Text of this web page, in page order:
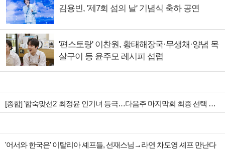
김용빈, '제7회 섬의 날' 기념식 축하 공연
'편스토랑' 이찬원, 황태해장국·무생채·양념 목
살구이 등 윤주모 레시피 섭렵
[종합] '합숙맞선2' 최정윤 인기녀 등극…다음주 마지막회 최종 선택 예고
'어서와 한국은' 이탈리아 셰프들, 선재스님→라연 차도영 셰프 만난다